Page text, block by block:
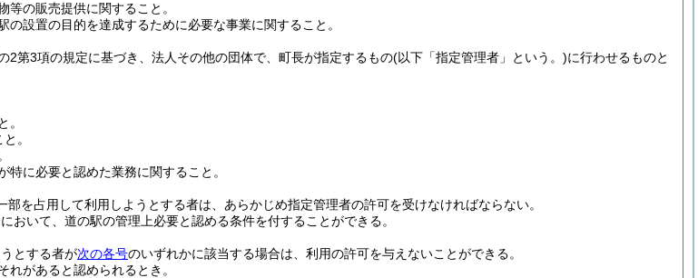
の販売提供に関すること。
の設置の目的を達成するために必要な事業に関すること。
2第3項の規定に基づき、法人その他の団体で、町長が指定するもの(以下「指定管理者」という。)に行わせるものと
。
。
特に必要と認めた業務に関すること。
部を占用して利用しようとする者は、あらかじめ指定管理者の許可を受けなければならない。
おいて、道の駅の管理上必要と認める条件を付することができる。
とする者が次の各号のいずれかに該当する場合は、利用の許可を与えないことができる。
があると認められるとき。